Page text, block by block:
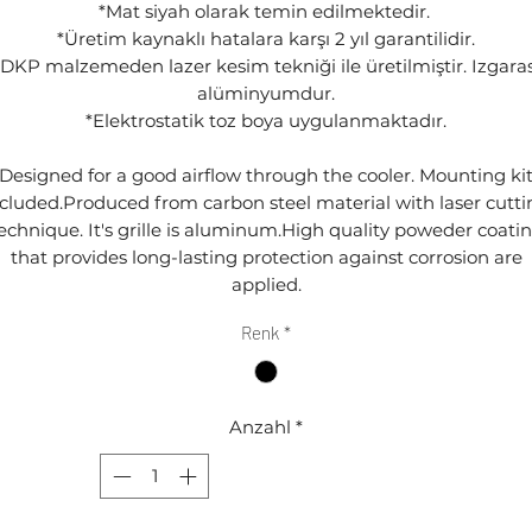
*Mat siyah olarak temin edilmektedir.
*Üretim kaynaklı hatalara karşı 2 yıl garantilidir.
malzemeden lazer kesim tekniği ile üretilmiştir.
alüminyumdur.
*Elektrostatik toz boya uygulanmaktadır.
Designed for a good airflow through the cooler. Mounting kit
from carbon steel material with laser
It's grille is aluminum.High quality poweder
that provides long-lasting protection against corrosion are
applied.
Renk *
Anzahl *